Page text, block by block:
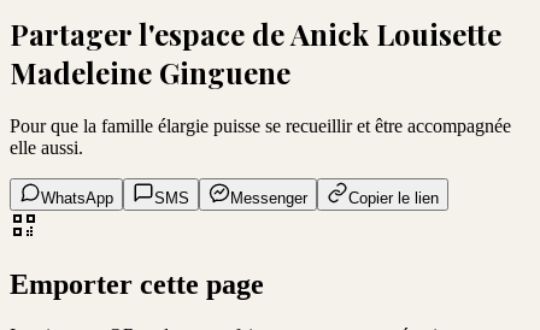
Partager l'espace deAnick Louisette
Madeleine Ginguene
Pour que la famille élargie puisse se recueillir et être accompagnée
elle aussi.
WhatsApp SMS Messenger Copier le lien
Emporter cette page